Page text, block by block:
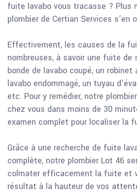
fuite lavabo vous tracasse ? Plus
plombier de Certian Services s’en
Effectivement, les causes de la
nombreuses, à savoir une fuite de
bonde de lavabo coupé, un robinet
lavabo endommagé, un tuyau
etc. Pour y remédier, notre
chez vous dans moins de 30
examen complet pour localiser la
Grâce à une recherche de fuite
complète, notre plombier Lot 46
colmater efficacement la fuite et
résultat à la hauteur de vos